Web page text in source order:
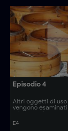
giardino?
Episodio 4
Altri oggetti di uso
vengono esaminati
realizzati oggetti
prefabbricate e
E4